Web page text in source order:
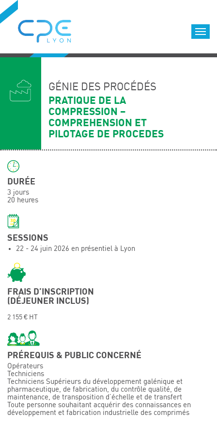
Formations qualifiantes
Formations diplômantes
Infos pratiques
Déroulement des formations
Symposium on Chain Transfer Catalysis for
sustainability – September 15 and 16, 2026
Contacts
GÉNIE DES PROCÉDÉS
PRATIQUE DE LA
COMPRESSION –
COMPREHENSION ET
PILOTAGE DE PROCEDES
DURÉE
3 jours
20 heures
SESSIONS
22 - 24 juin 2026 en présentiel à Lyon
FRAIS D’INSCRIPTION
(DÉJEUNER INCLUS)
2 155 € HT
PRÉREQUIS & PUBLIC CONCERNÉ
Opérateurs
Techniciens
Techniciens Supérieurs du développement galénique et
pharmaceutique, de fabrication, du contrôle qualité, de
maintenance, de transposition d’échelle et de transfert
Toute personne souhaitant acquérir des connaissances en
développement et fabrication industrielle des comprimés
Cookies management panel